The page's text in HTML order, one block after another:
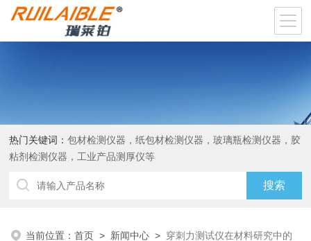
热门关键词：包材检测仪器，纸包材检测仪器，玻璃瓶检测仪器，胶
粘剂检测仪器，工业产品测厚仪等
当前位置：首页 > 新闻中心 > 穿刺力测试仪在材料研究中的